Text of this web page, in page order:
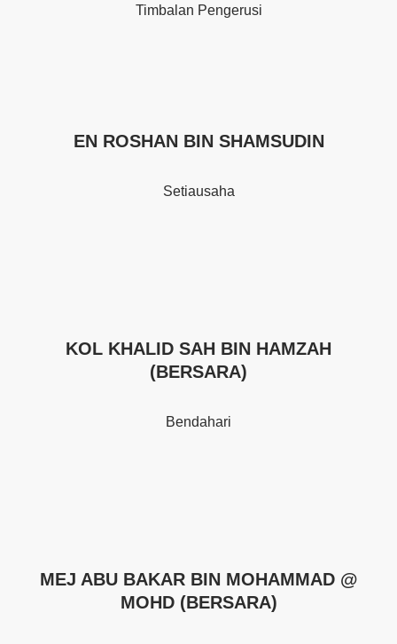
Timbalan Pengerusi
EN ROSHAN BIN SHAMSUDIN
Setiausaha
KOL KHALID SAH BIN HAMZAH
(BERSARA)
Bendahari
MEJ ABU BAKAR BIN MOHAMMAD @
MOHD (BERSARA)